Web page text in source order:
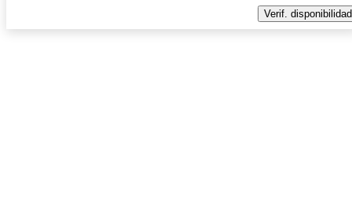
Verif. disponibilidad